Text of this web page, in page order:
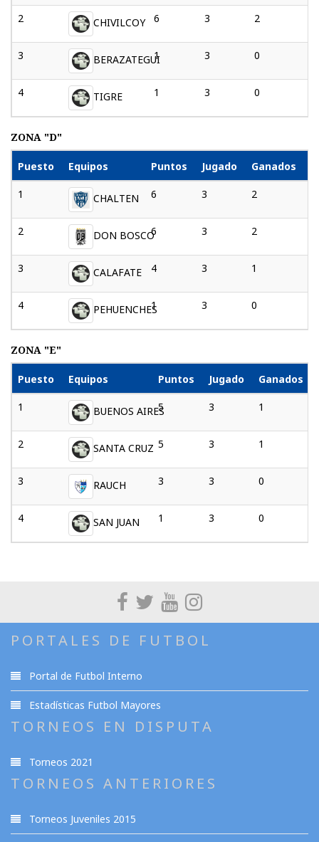
2 CHIVILCOY 6 3 2
3 BERAZATEGUI
1 3 0
4 TIGRE 1 3 0
ZONA "D"
Puesto Equipos Puntos Jugado Ganados
1 CHALTEN 6 3 2
2 DON BOSCO6 3 2
3 CALAFATE 4 3 1
4 PEHUENCHES
1 3 0
ZONA "E"
Puesto Equipos Puntos Jugado Ganados
1 BUENOS AIRES
5 3 1
2 SANTA CRUZ 5 3 1
3 RAUCH 3 3 0
4 SAN JUAN 1 3 0
PORTALES DE FUTBOL
Portal de Futbol Interno
Estadísticas Futbol Mayores
TORNEOS EN DISPUTA
Torneos 2021
TORNEOS ANTERIORES
Torneos Juveniles 2015